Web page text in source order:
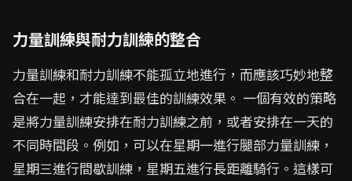
力量訓練與耐力訓練的整合
力量訓練和耐力訓練不能孤立地進行，而應該巧妙地整
合在一起，才能達到最佳的訓練效果。 一個有效的策略
是將力量訓練安排在耐力訓練之前，或者安排在一天的
不同時間段。例如，可以在星期一進行腿部力量訓練，
星期三進行間歇訓練，星期五進行長距離騎行。這樣可